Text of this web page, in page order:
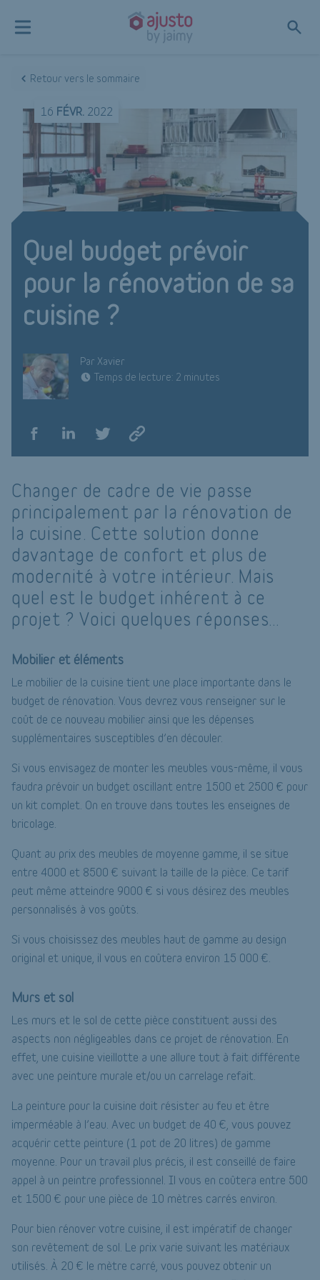
Retour vers le sommaire
16 FÉVR. 2022
Quel budget prévoir
pour la rénovation de sa
cuisine ?
Par Xavier
Temps de lecture: 2 minutes
Changer de cadre de vie passe
principalement par la rénovation de
la cuisine. Cette solution donne
davantage de confort et plus de
modernité à votre intérieur. Mais
quel est le budget inhérent à ce
projet ? Voici quelques réponses…
Mobilier et éléments
Le mobilier de la cuisine tient une place importante dans le
budget de rénovation. Vous devrez vous renseigner sur le
coût de ce nouveau mobilier ainsi que les dépenses
supplémentaires susceptibles d’en découler.
Si vous envisagez de monter les meubles vous-même, il vous
faudra prévoir un budget oscillant entre 1500 et 2500 € pour
un kit complet. On en trouve dans toutes les enseignes de
bricolage.
Quant au prix des meubles de moyenne gamme, il se situe
entre 4000 et 8500 € suivant la taille de la pièce. Ce tarif
peut même atteindre 9000 € si vous désirez des meubles
personnalisés à vos goûts.
Si vous choisissez des meubles haut de gamme au design
original et unique, il vous en coûtera environ 15 000 €.
Murs et sol
Les murs et le sol de cette pièce constituent aussi des
aspects non négligeables dans ce projet de rénovation. En
effet, une cuisine vieillotte a une allure tout à fait différente
avec une peinture murale et/ou un carrelage refait.
La peinture pour la cuisine doit résister au feu et être
imperméable à l’eau. Avec un budget de 40 €, vous pouvez
acquérir cette peinture (1 pot de 20 litres) de gamme
moyenne. Pour un travail plus précis, il est conseillé de faire
appel à un peintre professionnel. Il vous en coûtera entre 500
et 1500 € pour une pièce de 10 mètres carrés environ.
Pour bien rénover votre cuisine, il est impératif de changer
son revêtement de sol. Le prix varie suivant les matériaux
utilisés. À 20 € le mètre carré, vous pouvez obtenir un